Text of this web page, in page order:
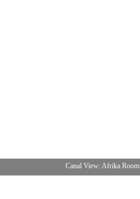
Canal View: Afrika Room